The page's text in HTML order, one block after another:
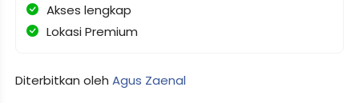
Akses lengkap
Lokasi Premium
Diterbitkan olehAgus Zaenal